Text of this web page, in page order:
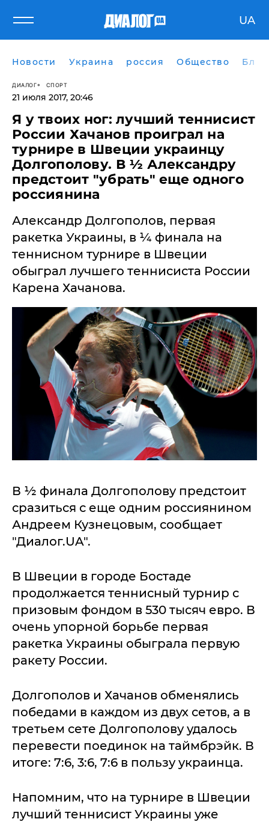
UA
Новости Украина россия Общество
ДИАЛОГ СПОРТ
21 июля 2017, 20:46
​Я у твоих ног: лучший теннисист
России Хачанов проиграл на
турнире в Швеции украинцу
Долгополову. В ½ Александру
предстоит "убрать" еще одного
россиянина
Александр Долгополов, первая
ракетка Украины, в ¼ финала на
теннисном турнире в Швеции
обыграл лучшего теннисиста России
Карена Хачанова.
В ½ финала Долгополову предстоит
сразиться с еще одним россиянином
Андреем Кузнецовым, сообщает
"Диалог.UA".
В Швеции в городе Бостаде
продолжается теннисный турнир с
призовым фондом в 530 тысяч евро. В
очень упорной борьбе первая
ракетка Украины обыграла первую
ракету России.
Долгополов и Хачанов обменялись
победами в каждом из двух сетов, а в
третьем сете Долгополову удалось
перевести поединок на таймбрэйк. В
итоге: 7:6, 3:6, 7:6 в пользу украинца.
Напомним, что на турнире в Швеции
лучший теннисист Украины уже